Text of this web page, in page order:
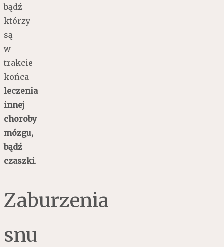
bądź
którzy
są
w
trakcie
końca
leczenia
innej
choroby
mózgu,
bądź
czaszki.
Zaburzenia
snu